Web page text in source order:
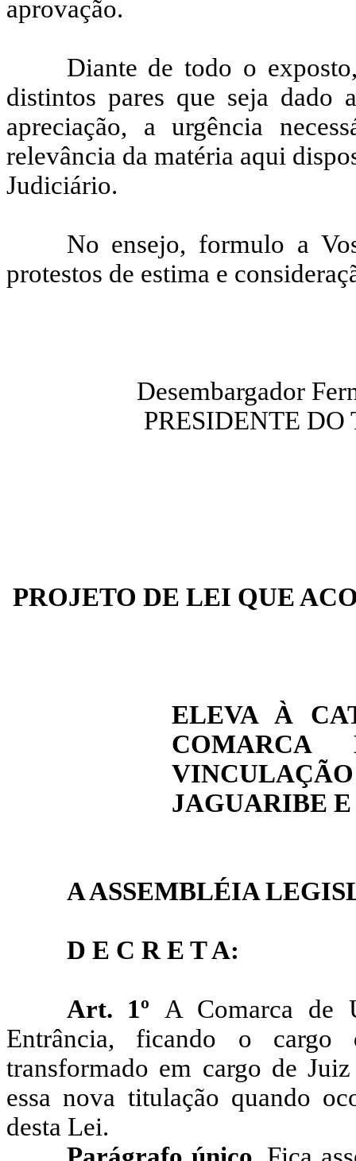
aprovação.
Diante de todo o
distintos pares que seja dado
apreciação, a urgência
relevância da matéria aqui
Judiciário.
No ensejo, formulo a
protestos de estima e
Desembargador
PRESIDENTE
PROJETO DE LEI QUE
ELEVA À
VINCULAÇÃO
JAGUARIBE
A ASSEMBLÉIA
D E C R E T A:
Art. 1º A Comarca de
Entrância, ficando o cargo
transformado em cargo de
essa nova titulação quando
desta Lei.